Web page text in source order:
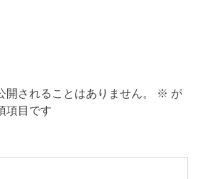
開されることはありません。 ※ が
項目です